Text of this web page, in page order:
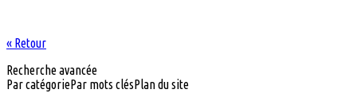
« Retour
Recherche avancée
Par catégoriePar mots clésPlan du site